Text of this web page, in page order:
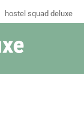
hostel squad deluxe